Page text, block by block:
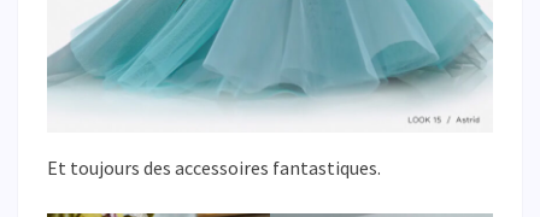
Et toujours des accessoires fantastiques.